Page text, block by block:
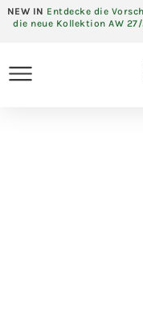
NEW IN Entdecke die
die neue Kollektion AW 27/